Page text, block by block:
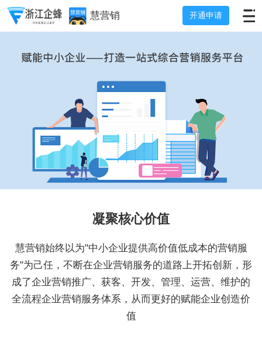
慧营销 开通申请
凝聚核心价值
慧营销始终以为"中小企业提供高价值低成本的营销服
务"为己任，不断在企业营销服务的道路上开拓创新，形
成了企业营销推广、获客、开发、管理、运营、维护的
全流程企业营销服务体系，从而更好的赋能企业创造价
值